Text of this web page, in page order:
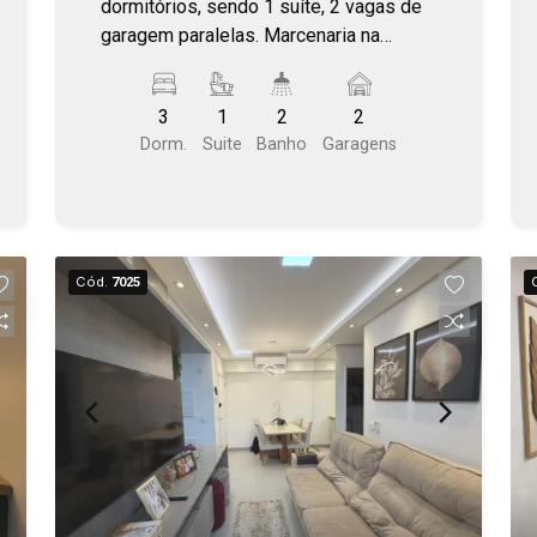
Fátima
dormitórios, sendo 1 suíte, 2 vagas de
garagem paralelas. Marcenaria na
lavabo, painel da sala com vidro reflecta
(com LED), gabinete nos 2 banheiros,
armário em `L` na suíte, armários nos
3
Dorm.
1
Suite
2
Banho
2
Garagens
Cód. 7025